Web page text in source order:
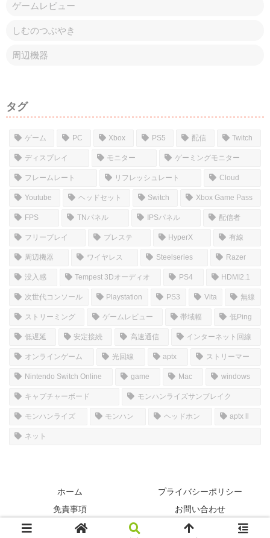
ゲームレビュー
しむのつぶやき
周辺機器
タグ
ゲーム PC Xbox PS5 配信 Twitch
ディスプレイ モニター ゲーミングモニター
フレームレート リフレッシュレート Cloud
Youtube ヘッドセット Switch Xbox Game Pass
FPS TNパネル IPSパネル 配信者
フリープレイ プレステ HyperX 有線
周辺機器 ワイヤレス Steelseries Razer
没入感 Tempest 3Dオーディオ PS4 HDMI2.1
次世代コンソール Playstation PS3 Vita 無線
ストリーミング ゲームレビュー 帯域幅 低Ping
低遅延 安定接続 高速通信 インターネット回線
オンラインゲーム 光回線 aptx ストリーマー
Nintendo Switch Online game Mac windows
キャプチャーボード モンハンライズサンブレイク
モンハンライズ モンハン ヘッドホン aptx ll
ネット
ホーム
プライバシーポリシー
免責事項
お問い合わせ
© 2022-2026 SIMのGAMERooM.